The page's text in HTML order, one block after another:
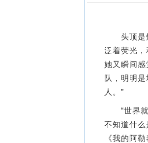
头顶是矮
泛着荧光，
她又瞬间
队，明明
人。”
“世界就
不知道什么
《我的阿